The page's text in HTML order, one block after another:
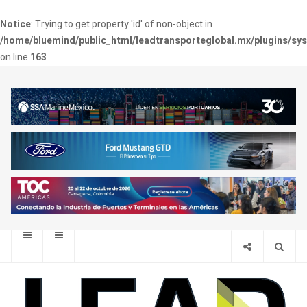
Notice: Trying to get property 'id' of non-object in
/home/bluemind/public_html/leadtransporteglobal.mx/plugins/
on line 163